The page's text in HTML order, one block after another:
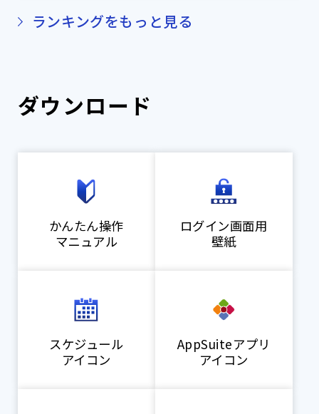
ランキングをもっと見る
ダウンロード
かんたん操作
マニュアル
ログイン画面用
壁紙
スケジュール
アイコン
AppSuiteアプリ
アイコン